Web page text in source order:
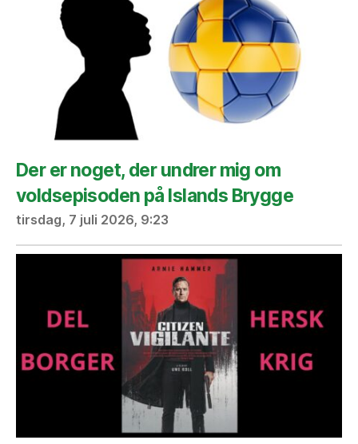
Der er noget, der undrer mig om
voldsepisoden på Islands Brygge
tirsdag, 7 juli 2026, 9:23